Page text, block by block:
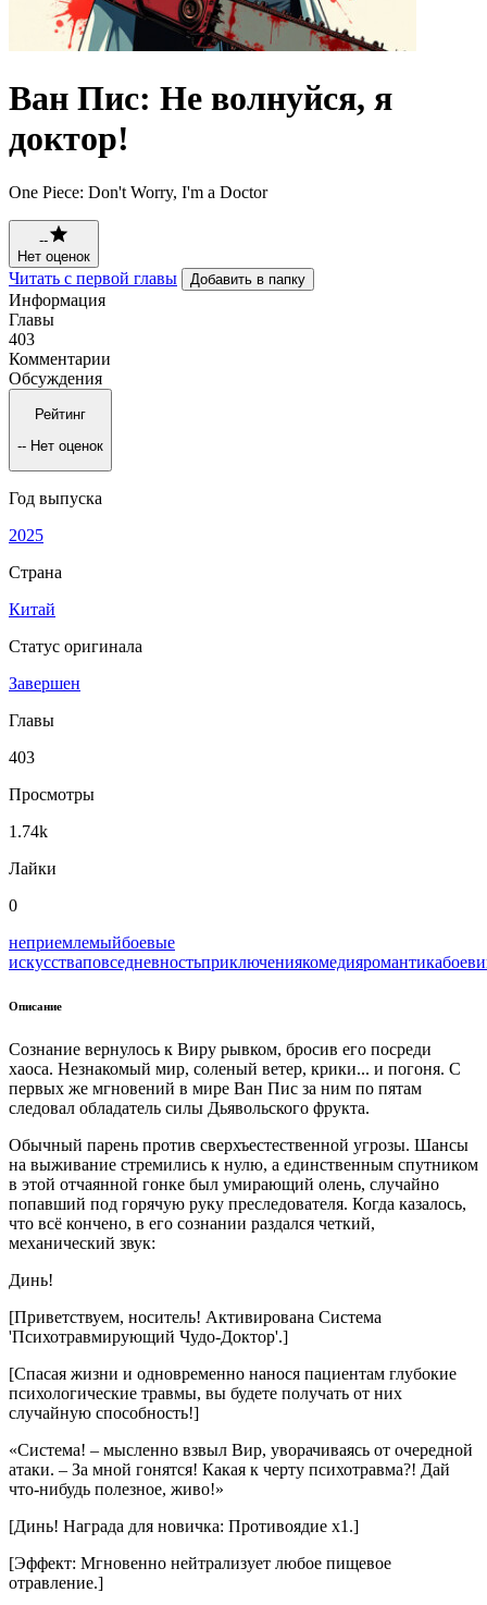
Ван Пис: Не волнуйся, я
доктор!
One Piece: Don't Worry, I'm a Doctor
--
Нет оценок
Читать с первой главы Добавить в папку
Информация
Главы
403
Комментарии
Обсуждения
Рейтинг
-- Нет оценок
Год выпуска
2025
Страна
Китай
Статус оригинала
Завершен
Главы
403
Просмотры
1.74k
Лайки
0
неприемлемыйбоевые
искусстваповседневностьприключениякомедияромантика
Описание
Сознание вернулось к Виру рывком, бросив его посреди
хаоса. Незнакомый мир, соленый ветер, крики... и погоня. С
первых же мгновений в мире Ван Пис за ним по пятам
следовал обладатель силы Дьявольского фрукта.
Обычный парень против сверхъестественной угрозы. Шансы
на выживание стремились к нулю, а единственным спутником
в этой отчаянной гонке был умирающий олень, случайно
попавший под горячую руку преследователя. Когда казалось,
что всё кончено, в его сознании раздался четкий,
механический звук:
Динь!
[Приветствуем, носитель! Активирована Система
'Психотравмирующий Чудо-Доктор'.]
[Спасая жизни и одновременно нанося пациентам глубокие
психологические травмы, вы будете получать от них
случайную способность!]
«Система! – мысленно взвыл Вир, уворачиваясь от очередной
атаки. – За мной гонятся! Какая к черту психотравма?! Дай
что-нибудь полезное, живо!»
[Динь! Награда для новичка: Противоядие x1.]
[Эффект: Мгновенно нейтрализует любое пищевое
отравление.]